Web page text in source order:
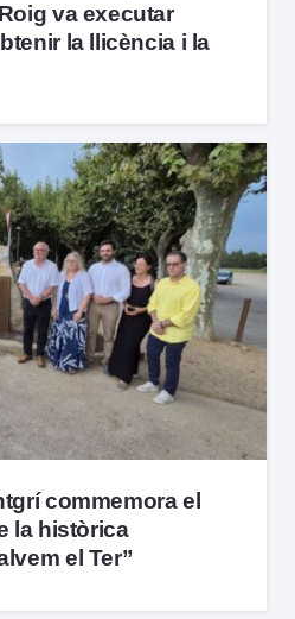
va executar
la llicència i la
commemora el
la històrica
el Ter”